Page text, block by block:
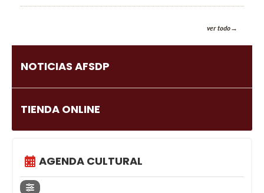
ver todo
NOTICIAS AFSDP
TIENDA ONLINE
AGENDA CULTURAL